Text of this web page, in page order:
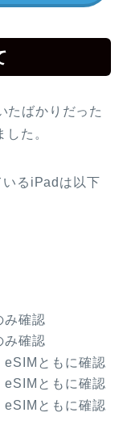
たばかりだった
た。
いるiPadは以下
み確認
み確認
ともに確認
ともに確認
ともに確認